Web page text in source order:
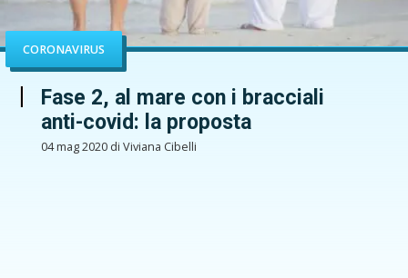
CORONAVIRUS
Fase 2, al mare con i bracciali
anti-covid: la proposta
04 mag 2020 di Viviana Cibelli